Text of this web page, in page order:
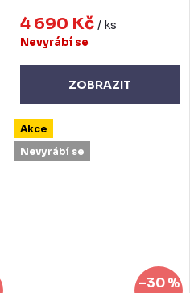
4 690 Kč / ks
Nevyrábí se
ZOBRAZIT
Akce
Nevyrábí se
–30 %